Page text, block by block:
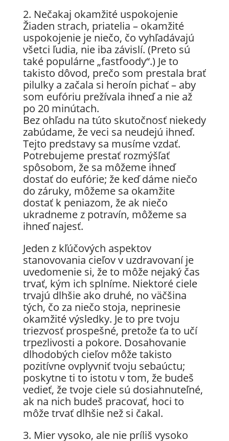
2. Nečakaj okamžité uspokojenie
Žiaden strach, priatelia – okamžité
uspokojenie je niečo, čo vyhľadávajú
všetci ľudia, nie iba závislí. (Preto sú
také populárne „fastfoody“.) Je to
takisto dôvod, prečo som prestala brať
pilulky a začala si heroín pichať – aby
som eufóriu prežívala ihneď a nie až
po 20 minútach.
Bez ohľadu na túto skutočnosť niekedy
zabúdame, že veci sa neudejú ihneď.
Tejto predstavy sa musíme vzdať.
Potrebujeme prestať rozmýšľať
spôsobom, že sa môžeme ihneď
dostať do eufórie; že keď dáme niečo
do záruky, môžeme sa okamžite
dostať k peniazom, že ak niečo
ukradneme z potravín, môžeme sa
ihneď najesť.
Jeden z kľúčových aspektov
stanovovania cieľov v uzdravovaní je
uvedomenie si, že to môže nejaký čas
trvať, kým ich splníme. Niektoré ciele
trvajú dlhšie ako druhé, no väčšina
tých, čo za niečo stoja, neprinesie
okamžité výsledky. Je to pre tvoju
triezvosť prospešné, pretože ťa to učí
trpezlivosti a pokore. Dosahovanie
dlhodobých cieľov môže takisto
pozitívne ovplyvniť tvoju sebaúctu;
poskytne ti to istotu v tom, že budeš
vedieť, že tvoje ciele sú dosiahnuteľné,
ak na nich budeš pracovať, hoci to
môže trvať dlhšie než si čakal.
3. Mier vysoko, ale nie príliš vysoko